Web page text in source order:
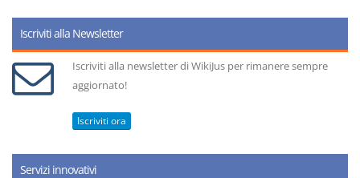
Iscriviti alla Newsletter
Iscriviti alla newsletter di WikiJus per rimanere sempre
aggiornato!
Iscriviti ora
Servizi innovativi